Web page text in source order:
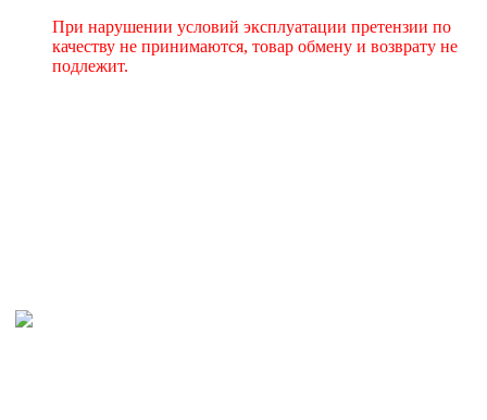
При нарушении условий эксплуатации претензии по
качеству не принимаются, товар обмену и возврату не
подлежит.